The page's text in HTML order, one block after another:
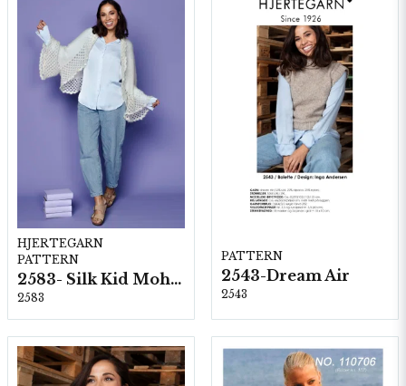
HJERTEGARN
PATTERN
2583- Silk Kid Mohair
2583
PATTERN
2543-Dream Air
2543